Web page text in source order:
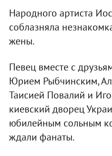
Народного артиста
соблазняла
жены.
Певец вместе с
Юрием Рыбчинским,
Таисией Повалий и
киевский дворец
юбилейным сольным
ждали фанаты.